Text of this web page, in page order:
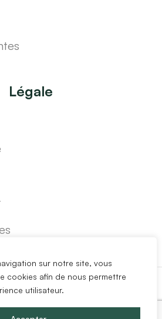
sur notre site, vous
cookies afin de nous permettre
utilisateur.
Légale
-